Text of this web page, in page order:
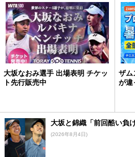
大坂なおみ選手 出場表明 チケッ
ト先行販売中
ザム
が違
大坂と錦織「前回酷い負
(2026年8月4日)